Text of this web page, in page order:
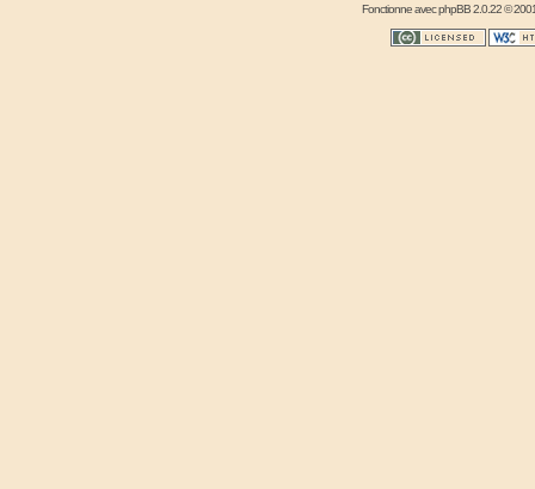
Fonctionne avecphpBB2.0.22 ©